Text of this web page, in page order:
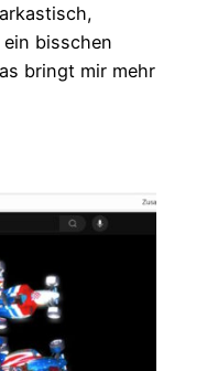
bisschen
bringt mir mehr